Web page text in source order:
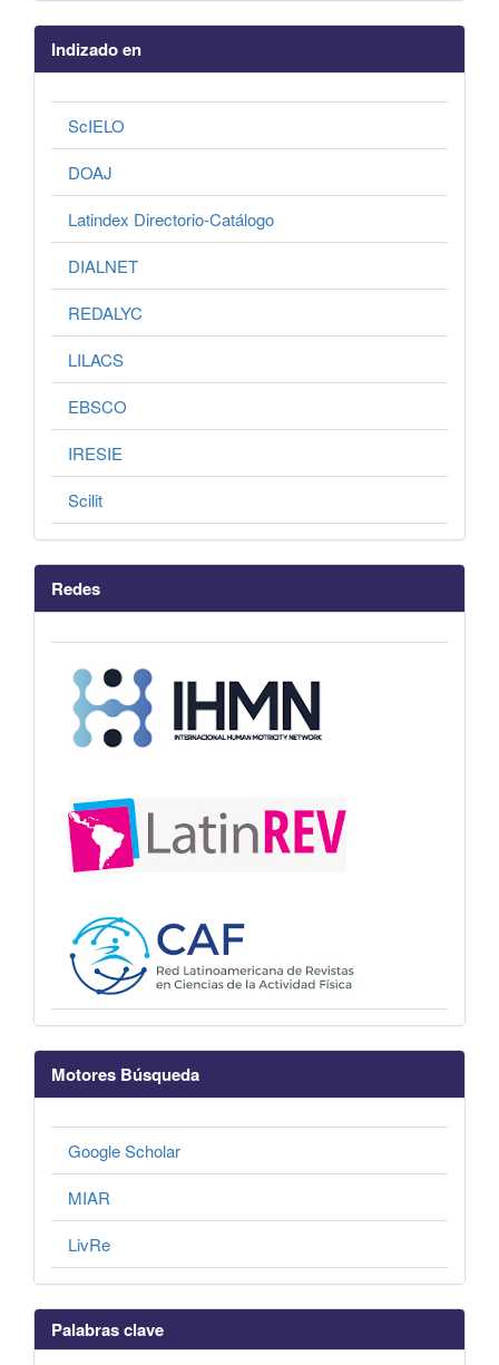
Indizado en
ScIELO
DOAJ
Latindex Directorio-Catálogo
DIALNET
REDALYC
LILACS
EBSCO
IRESIE
Scilit
Redes
Motores Búsqueda
Google Scholar
MIAR
LivRe
Palabras clave